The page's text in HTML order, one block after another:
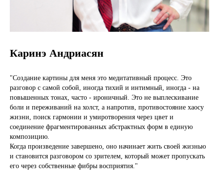
Каринэ Андриасян
"Создание картины для меня это медитативный процесс. Это
разговор с самой собой, иногда тихий и интимный, иногда - на
повышенных тонах, часто - ироничный. Это не выплескивание
боли и переживаний на холст, а напротив, противостояние хаосу
жизни, поиск гармонии и умиротворения через цвет и
соединение фрагментированных абстрактных форм в единую
композицию.
Когда произведение завершено, оно начинает жить своей жизнью
и становится разговором со зрителем, который может пропускать
его через собственные фибры восприятия."